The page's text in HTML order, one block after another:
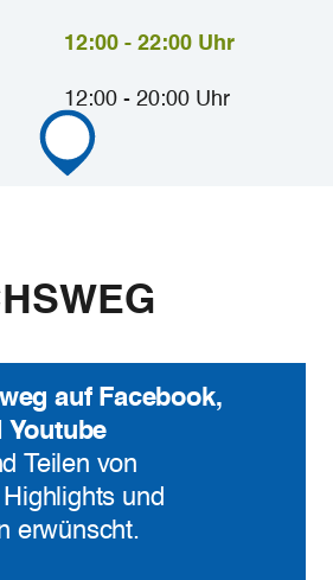
12:00 - 22:00 Uhr
12:00 - 20:00 Uhr
auf Facebook,
Youtube
Teilen von
und
erwünscht.